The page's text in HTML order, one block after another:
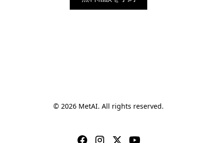
© 2026 MetAI. All rights reserved.